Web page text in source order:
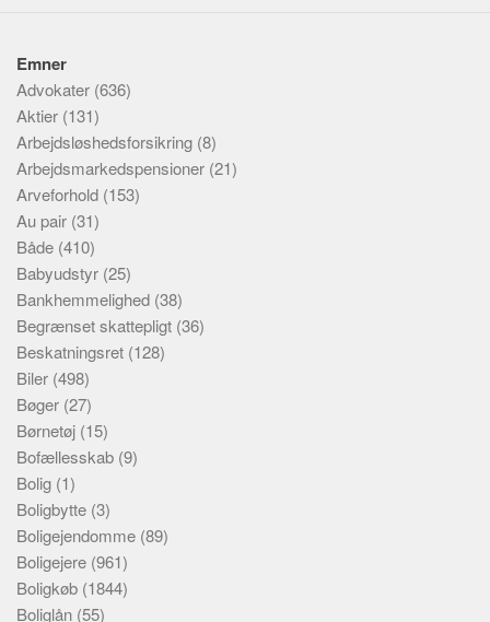
Emner
Advokater (636)
Aktier (131)
Arbejdsløshedsforsikring (8)
Arbejdsmarkedspensioner (21)
Arveforhold (153)
Au pair (31)
Både (410)
Babyudstyr (25)
Bankhemmelighed (38)
Begrænset skattepligt (36)
Beskatningsret (128)
Biler (498)
Bøger (27)
Børnetøj (15)
Bofællesskab (9)
Bolig (1)
Boligbytte (3)
Boligejendomme (89)
Boligejere (961)
Boligkøb (1844)
Boliglån (55)